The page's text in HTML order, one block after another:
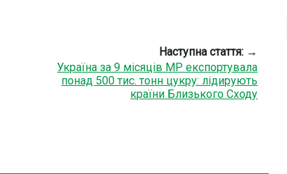
Наступна стаття: →
Україна за 9 місяців МР експортувала
понад 500 тис. тонн цукру: лідирують
країни Близького Сходу